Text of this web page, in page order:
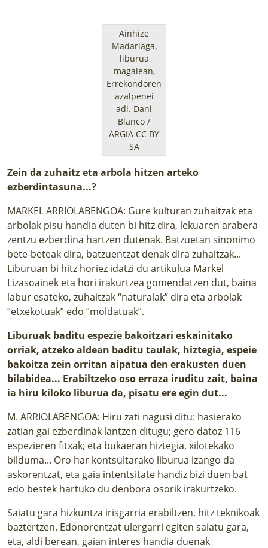
Ainhize
Madariaga,
liburua
magalean,
Errekondoren
azalpenei
adi. Dani
Blanco /
ARGIA CC BY
SA
Zein da zuhaitz eta arbola hitzen arteko
ezberdintasuna...?
MARKEL ARRIOLABENGOA: Gure kulturan zuhaitzak eta
arbolak pisu handia duten bi hitz dira, lekuaren arabera
zentzu ezberdina hartzen dutenak. Batzuetan sinonimo
bete-beteak dira, batzuentzat denak dira zuhaitzak...
Liburuan bi hitz horiez idatzi du artikulua Markel
Lizasoainek eta hori irakurtzea gomendatzen dut, baina
labur esateko, zuhaitzak “naturalak” dira eta arbolak
“etxekotuak” edo “moldatuak”.
Liburuak baditu espezie bakoitzari eskainitako
orriak, atzeko aldean baditu taulak, hiztegia, espeie
bakoitza zein orritan aipatua den erakusten duen
bilabidea... Erabiltzeko oso erraza iruditu zait, baina
ia hiru kiloko liburua da, pisatu ere egin dut...
M. ARRIOLABENGOA: Hiru zati nagusi ditu: hasierako
zatian gai ezberdinak lantzen ditugu; gero datoz 116
espezieren fitxak; eta bukaeran hiztegia, xilotekako
bilduma... Oro har kontsultarako liburua izango da
askorentzat, eta gaia intentsitate handiz bizi duen bat
edo bestek hartuko du denbora osorik irakurtzeko.
Saiatu gara hizkuntza irisgarria erabiltzen, hitz teknikoak
baztertzen. Edonorentzat ulergarri egiten saiatu gara,
eta, aldi berean, gaian interes handia duenak